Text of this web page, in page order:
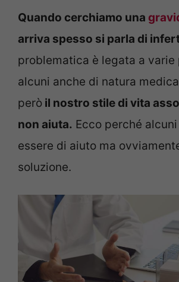
Quando cerchiamo una
arriva spesso si parla di
problematica è legata a varie
alcuni anche di natura
però il nostro stile di vita
non aiuta. Ecco perché
essere di aiuto ma
soluzione.